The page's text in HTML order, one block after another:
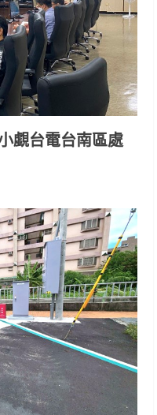
覷台電台南區處